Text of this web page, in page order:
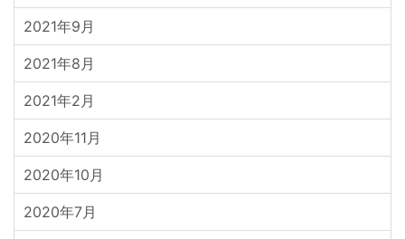
2021年9月
2021年8月
2021年2月
2020年11月
2020年10月
2020年7月